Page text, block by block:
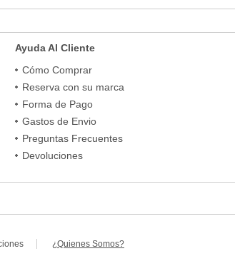
Ayuda Al Cliente
Cómo Comprar
Reserva con su marca
Forma de Pago
Gastos de Envio
Preguntas Frecuentes
Devoluciones
¿Quienes Somos?